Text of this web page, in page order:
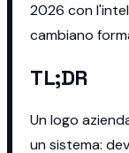
2026 con
cambiano
TL;DR
Un logo
un sistema: